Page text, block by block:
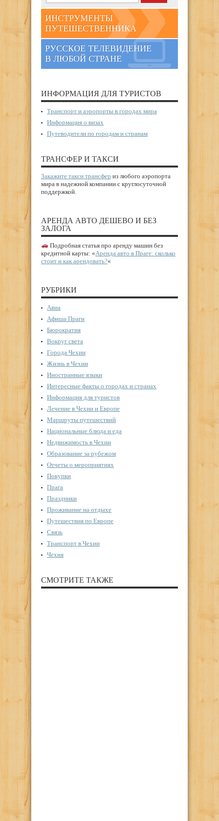
ИНСТРУМЕНТЫ
ПУТЕШЕСТВЕННИКА
РУССКОЕ ТЕЛЕВИДЕНИЕ
В ЛЮБОЙ СТРАНЕ
ИНФОРМАЦИЯ ДЛЯ ТУРИСТОВ
Транспорт и аэропорты в городах мира
Информация о визах
Путеводители по городам и странам
ТРАНСФЕР И ТАКСИ
Закажите такси трансфер из любого аэропорта
мира в надежной компании с круглосуточной
поддержкой.
АРЕНДА АВТО ДЕШЕВО И БЕЗ
ЗАЛОГА
Подробная статья про аренду машин без
кредитной карты: «Аренда авто в Праге: сколько
стоит и как арендовать?«
РУБРИКИ
Авиа
Афиша Праги
Бюрократия
Вокруг света
Города Чехии
Жизнь в Чехии
Иностранные языки
Интересные факты о городах и странах
Информация для туристов
Лечение в Чехии и Европе
Маршруты путешествий
Национальные блюда и еда
Недвижимость в Чехии
Образование за рубежом
Отчеты о мероприятиях
Покупки
Прага
Праздники
Проживание на отдыхе
Путешествия по Европе
Связь
Транспорт в Чехии
Чехия
СМОТРИТЕ ТАКЖЕ